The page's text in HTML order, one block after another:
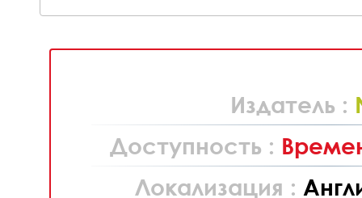
Издатель :
Доступность :
Локализация :